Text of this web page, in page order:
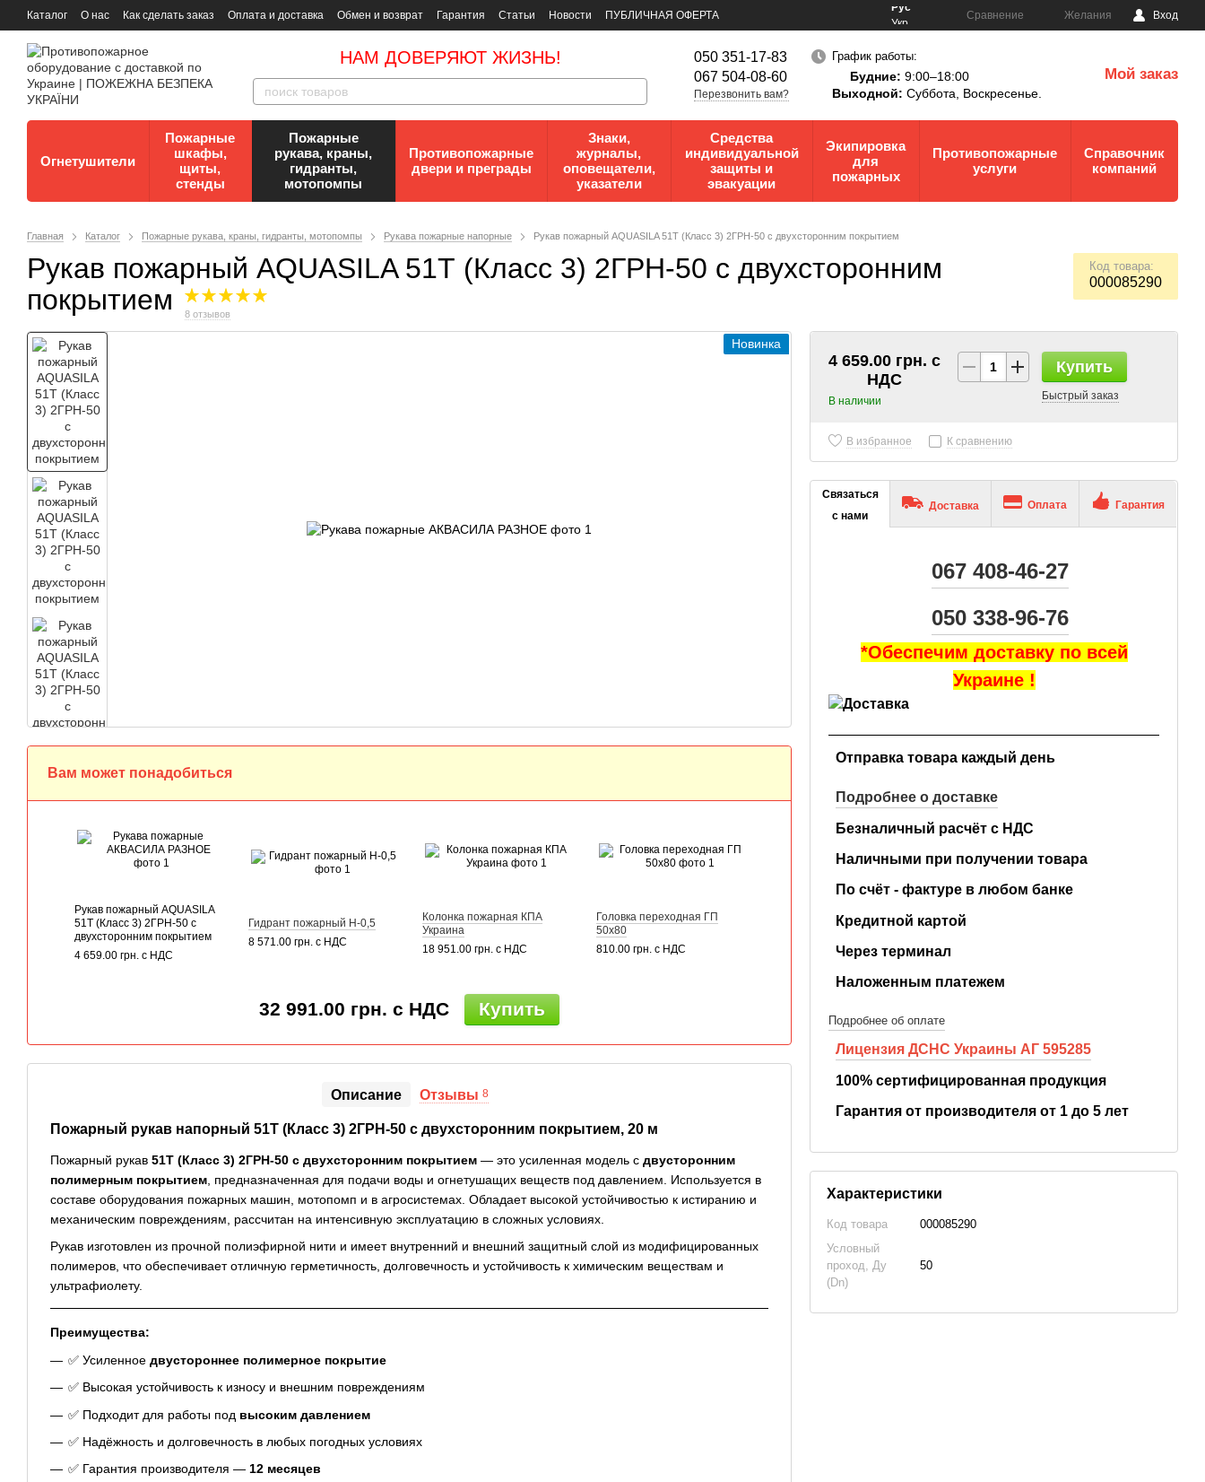
Каталог О нас Как сделать заказ Оплата и доставка Обмен и возврат Гарантия Статьи Новости
ПУБЛИЧНАЯ ОФЕРТА
Документы
Контакты Документы по пожарной безопасности
Рус
Укр
Сравнение Желания Вход
НАМ ДОВЕРЯЮТ ЖИЗНЬ!
050 351-17-83
067 504-08-60
Перезвонить вам?
График работы:
Будние: 9:00–18:00
Выходной: Суббота, Воскресенье.
Мой заказ
Огнетушители
Пожарные
шкафы,
щиты,
стенды
Пожарные
рукава, краны,
гидранты,
мотопомпы
Противопожарные
двери и преграды
Знаки,
журналы,
оповещатели,
указатели
Средства
индивидуальной
защиты и
эвакуации
Экипировка
для
пожарных
Противопожарные
услуги
Справочник
компаний
Главная Каталог Пожарные рукава, краны, гидранты, мотопомпы Рукава пожарные напорные Рукав пожарный AQUASILA 51Т (Класс 3) 2ГРН-50 с двухсторонним покрытием
Рукав пожарный AQUASILA 51Т (Класс 3) 2ГРН-50 с двухсторонним
покрытием
8 отзывов
Код товара:
000085290
Новинка
Вам может понадобиться
Рукав пожарный AQUASILA
51Т (Класс 3) 2ГРН-50 с
двухсторонним покрытием
4 659.00 грн. с НДС
Гидрант пожарный Н-0,5
8 571.00 грн. с НДС
Колонка пожарная КПА
Украина
18 951.00 грн. с НДС
Головка переходная ГП
50х80
810.00 грн. с НДС
32 991.00 грн. с НДС Купить
Описание Отзывы 8
Пожарный рукав напорный 51Т (Класс 3) 2ГРН-50 с двухсторонним покрытием, 20 м
Пожарный рукав 51Т (Класс 3) 2ГРН-50 с двухсторонним покрытием — это усиленная модель с двусторонним
полимерным покрытием , предназначенная для подачи воды и огнетушащих веществ под давлением. Используется в
составе оборудования пожарных машин, мотопомп и в агросистемах. Обладает высокой устойчивостью к истиранию и
механическим повреждениям, рассчитан на интенсивную эксплуатацию в сложных условиях.
Рукав изготовлен из прочной полиэфирной нити и имеет внутренний и внешний защитный слой из модифицированных
полимеров, что обеспечивает отличную герметичность, долговечность и устойчивость к химическим веществам и
ультрафиолету.
Преимущества:
✅ Усиленное двустороннее полимерное покрытие
✅ Высокая устойчивость к износу и внешним повреждениям
✅ Подходит для работы под высоким давлением
✅ Надёжность и долговечность в любых погодных условиях
✅ Гарантия производителя — 12 месяцев
4 659.00 грн. с
НДС
В наличии
Купить
Быстрый заказ
В избранное К сравнению
Связаться
с нами
Доставка Оплата Гарантия
067 408-46-27
050 338-96-76
*Обеспечим доставку по всей
Украине !
Отправка товара каждый день
Подробнее о доставке
Безналичный расчёт с НДС
Наличными при получении товара
По счёт - фактуре в любом банке
Кредитной картой
Через терминал
Наложенным платежем
Подробнее об оплате
Лицензия ДСНС Украины АГ 595285
100% сертифицированная продукция
Гарантия от производителя от 1 до 5 лет
Характеристики
Код товара
000085290
Условный
проход, Ду
(Dn)
50